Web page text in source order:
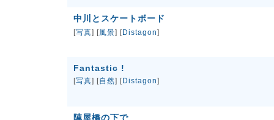
中川とスケートボード
[写真] [風景] [Distagon]
Fantastic !
[写真] [自然] [Distagon]
陣屋橋の下で